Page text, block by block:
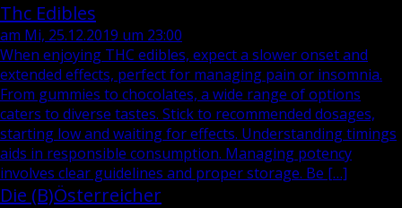
Thc Edibles
am Mi, 25.12.2019 um 23:00
When enjoying THC edibles, expect a slower onset and
extended effects, perfect for managing pain or insomnia.
From gummies to chocolates, a wide range of options
caters to diverse tastes. Stick to recommended dosages,
starting low and waiting for effects. Understanding timings
aids in responsible consumption. Managing potency
involves clear guidelines and proper storage. Be […]
Die (B)Österreicher